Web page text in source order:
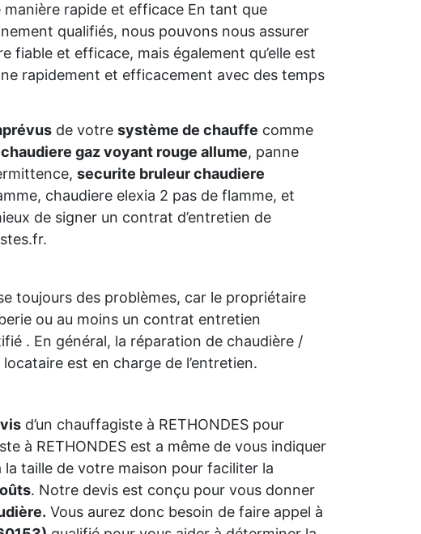
rapide et efficace En tant que
qualifiés, nous pouvons nous assurer
fiable et efficace, mais également qu’elle est
rapidement et efficacement avec des temps
de votre système de chauffe comme
chaudiere gaz voyant rouge allume, panne
securite bruleur chaudiere
chaudiere elexia 2 pas de flamme, et
de signer un contrat d’entretien de
toujours des problèmes, car le propriétaire
ou au moins un contrat entretien
. En général, la réparation de chaudière /
est en charge de l’entretien.
d’un chauffagiste à RETHONDES pour
à RETHONDES est a même de vous indiquer
taille de votre maison pour faciliter la
. Notre devis est conçu pour vous donner
Vous aurez donc besoin de faire appel à